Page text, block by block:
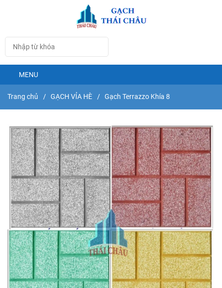
MENU
Trang chủ / GẠCH VỈA HÈ / Gạch Terrazzo Khía 8